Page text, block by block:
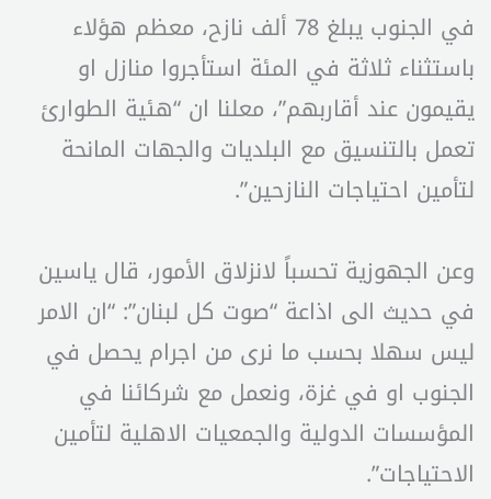
في الجنوب يبلغ 78 ألف نازح، معظم هؤلاء
باستثناء ثلاثة في المئة استأجروا منازل او
يقيمون عند أقاربهم”، معلنا ان “هئية الطوارئ
تعمل بالتنسيق مع البلديات والجهات المانحة
لتأمين احتياجات النازحين”.
وعن الجهوزية تحسباً لانزلاق الأمور، قال ياسين
في حديث الى اذاعة “صوت كل لبنان”: “ان الامر
ليس سهلا بحسب ما نرى من اجرام يحصل في
الجنوب او في غزة، ونعمل مع شركائنا في
المؤسسات الدولية والجمعيات الاهلية لتأمين
الاحتياجات”.